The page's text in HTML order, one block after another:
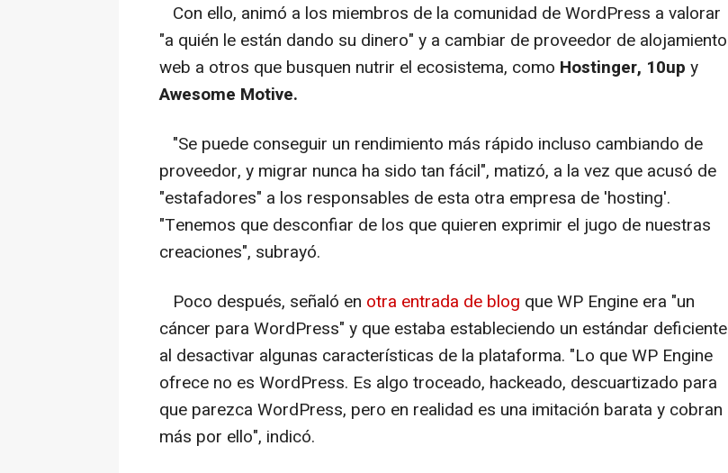
Con ello, animó a los miembros de la comunidad de WordPress a valorar
"a quién le están dando su dinero" y a cambiar de proveedor de alojamiento
web a otros que busquen nutrir el ecosistema, como Hostinger, 10up y
Awesome Motive.
"Se puede conseguir un rendimiento más rápido incluso cambiando de
proveedor, y migrar nunca ha sido tan fácil", matizó, a la vez que acusó de
"estafadores" a los responsables de esta otra empresa de 'hosting'.
"Tenemos que desconfiar de los que quieren exprimir el jugo de nuestras
creaciones", subrayó.
Poco después, señaló en otra entrada de blog que WP Engine era "un
cáncer para WordPress" y que estaba estableciendo un estándar deficiente
al desactivar algunas características de la plataforma. "Lo que WP Engine
ofrece no es WordPress. Es algo troceado, hackeado, descuartizado para
que parezca WordPress, pero en realidad es una imitación barata y cobran
más por ello", indicó.